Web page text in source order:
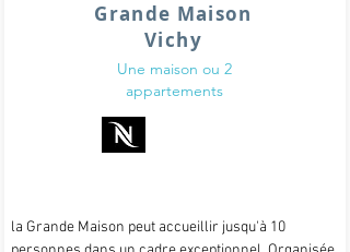
Grande Maison
Vichy
Une maison ou 2
appartements
la Grande Maison peut accueillir jusqu'à 10